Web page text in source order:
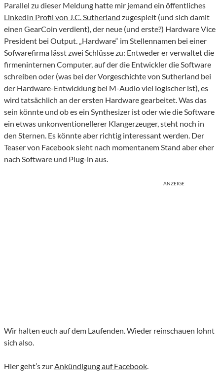
Parallel zu dieser Meldung hatte mir jemand ein öffentliches
LinkedIn Profil von J.C. Sutherland zugespielt (und sich damit
einen GearCoin verdient), der neue (und erste?) Hardware Vice
President bei Output. „Hardware“ im Stellennamen bei einer
Sofwarefirma lässt zwei Schlüsse zu: Entweder er verwaltet die
firmeninternen Computer, auf der die Entwickler die Software
schreiben oder (was bei der Vorgeschichte von Sutherland bei
der Hardware-Entwicklung bei M-Audio viel logischer ist), es
wird tatsächlich an der ersten Hardware gearbeitet. Was das
sein könnte und ob es ein Synthesizer ist oder wie die Software
ein etwas unkonventionellerer Klangerzeuger, steht noch in
den Sternen. Es könnte aber richtig interessant werden. Der
Teaser von Facebook sieht nach momentanem Stand aber eher
nach Software und Plug-in aus.
ANZEIGE
Wir halten euch auf dem Laufenden. Wieder reinschauen lohnt
sich also.
Hier geht’s zurAnkündigung auf Facebook.